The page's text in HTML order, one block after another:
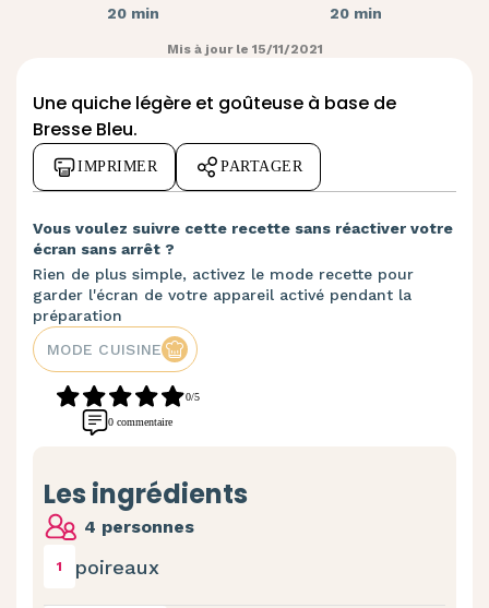
20 min 20 min
Mis à jour le 15/11/2021
Une quiche légère et goûteuse à base de
Bresse Bleu.
IMPRIMER PARTAGER
Vous voulez suivre cette recette sans réactiver votre
écran sans arrêt ?
Rien de plus simple, activez le mode recette pour
garder l'écran de votre appareil activé pendant la
préparation
MODE CUISINE
0/5
0 commentaire
Les ingrédients
4 personnes
1 poireaux